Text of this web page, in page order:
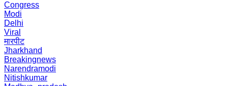
Congress
Modi
Delhi
Viral
मारपीट
Jharkhand
Breakingnews
Narendramodi
Nitishkumar